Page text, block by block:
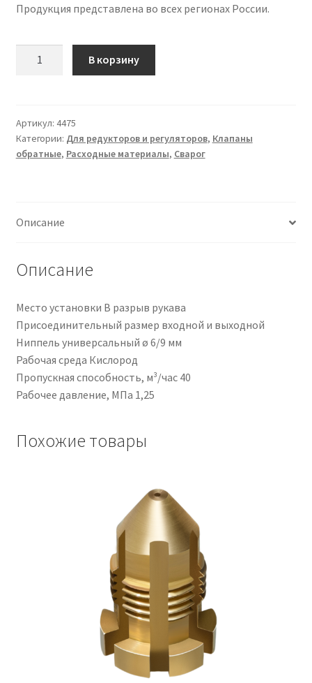
Продукция представлена во всех регионах России.
КО-
К-6/9/6/9
В корзину
Артикул: 4475
Категории: Для редукторов и регуляторов, Клапаны
обратные, Расходные материалы, Сварог
Описание
Описание
Место установки В разрыв рукава
Присоединительный размер входной и выходной
Ниппель универсальный ø 6/9 мм
Рабочая среда Кислород
Пропускная способность, м³/час 40
Рабочее давление, МПа 1,25
Похожие товары